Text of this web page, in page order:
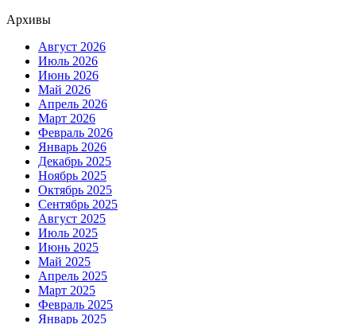
Архивы
Август 2026
Июль 2026
Июнь 2026
Май 2026
Апрель 2026
Март 2026
Февраль 2026
Январь 2026
Декабрь 2025
Ноябрь 2025
Октябрь 2025
Сентябрь 2025
Август 2025
Июль 2025
Июнь 2025
Май 2025
Апрель 2025
Март 2025
Февраль 2025
Январь 2025